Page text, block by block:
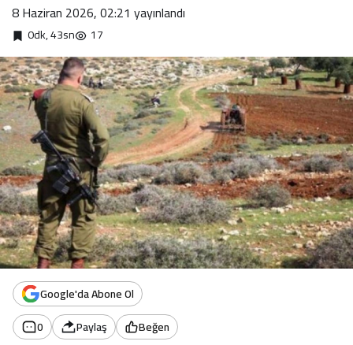
8 Haziran 2026, 02:21 yayınlandı
0dk, 43sn 17
Google'da Abone Ol
0
Paylaş Beğen